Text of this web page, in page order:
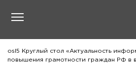
osl5 Круглый стол «Актуальность
повышения грамотности граждан РФ в